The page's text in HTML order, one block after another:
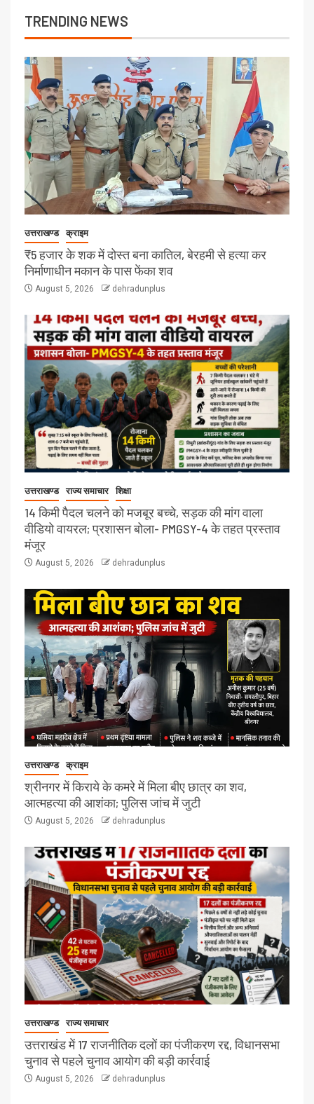
TRENDING NEWS
उत्तराखण्ड क्राइम
₹5 हजार के शक में दोस्त बना कातिल, बेरहमी से हत्या कर
निर्माणाधीन मकान के पास फेंका शव
August 5, 2026 dehradunplus
उत्तराखण्ड राज्य समाचार शिक्षा
14 किमी पैदल चलने को मजबूर बच्चे, सड़क की मांग वाला
वीडियो वायरल; प्रशासन बोला- PMGSY-4 के तहत प्रस्ताव
मंजूर
August 5, 2026 dehradunplus
उत्तराखण्ड क्राइम
श्रीनगर में किराये के कमरे में मिला बीए छात्र का शव,
आत्महत्या की आशंका; पुलिस जांच में जुटी
August 5, 2026 dehradunplus
उत्तराखण्ड राज्य समाचार
उत्तराखंड में 17 राजनीतिक दलों का पंजीकरण रद्द, विधानसभा
चुनाव से पहले चुनाव आयोग की बड़ी कार्रवाई
August 5, 2026 dehradunplus